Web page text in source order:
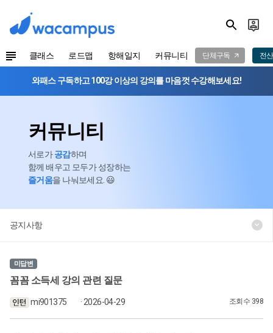
클래스 로드맵 항해일지 커뮤니티 단체구독 전
와패스 구독하고 100강 이상의 강의를 마음껏 수강해보세요!
커뮤니티
서로가공감하며
함께 배우고 모두가 성장하는
즐거움을 나눠보세요. 😃
공지사항
미답변
꼼꼼 소득세 강의 관련 질문
mi901375 · 2026-04-29 조회수 398